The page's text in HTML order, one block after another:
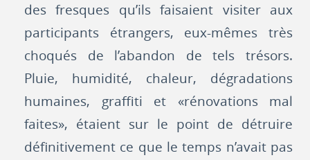
des fresques qu’ils faisaient visiter aux
participants étrangers, eux-mêmes très
choqués de l’abandon de tels trésors.
Pluie, humidité, chaleur, dégradations
humaines, graffiti et «rénovations mal
faites», étaient sur le point de détruire
définitivement ce que le temps n’avait pas